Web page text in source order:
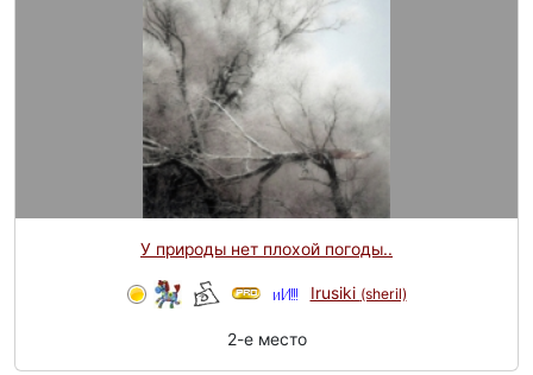
У природы нет плохой погоды..
Irusiki (sheril)
2-e место